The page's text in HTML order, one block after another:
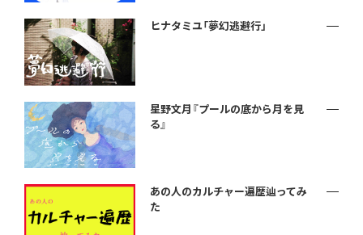
ヒナタミユ「夢幻逃避行」
星野文月『プールの底から月を見
る』
あの人のカルチャー遍歴辿ってみ
た